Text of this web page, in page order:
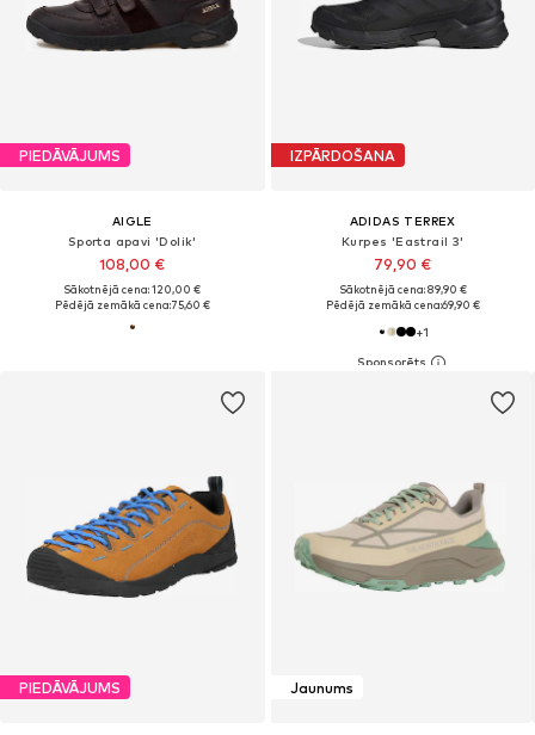
PIEDĀVĀJUMS
AIGLE
Sporta apavi 'Dolik'
108,00 €
Sākotnējā cena: 120,00 €
Pēdējā zemākā cena:75,60 €
IZPĀRDOŠANA
ADIDAS TERREX
Kurpes 'Eastrail 3'
79,90 €
Sākotnējā cena: 89,90 €
Pēdējā zemākā cena:69,90 €
+1
PIEDĀVĀJUMS Jaunums